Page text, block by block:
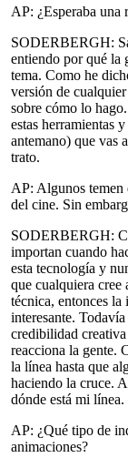
AP: ¿Esperaba una
SODERBERGH:
entiendo por qué la
tema. Como he
versión de
sobre cómo lo
estas herramientas
antemano) que vas
trato.
AP: Algunos temen
del cine. Sin
SODERBERGH:
importan cuando
esta tecnología y
que cualquiera cree
técnica, entonces
interesante.
credibilidad
reacciona la gente.
la línea hasta que
haciendo la cruce.
dónde está mi
AP: ¿Qué tipo de
animaciones?